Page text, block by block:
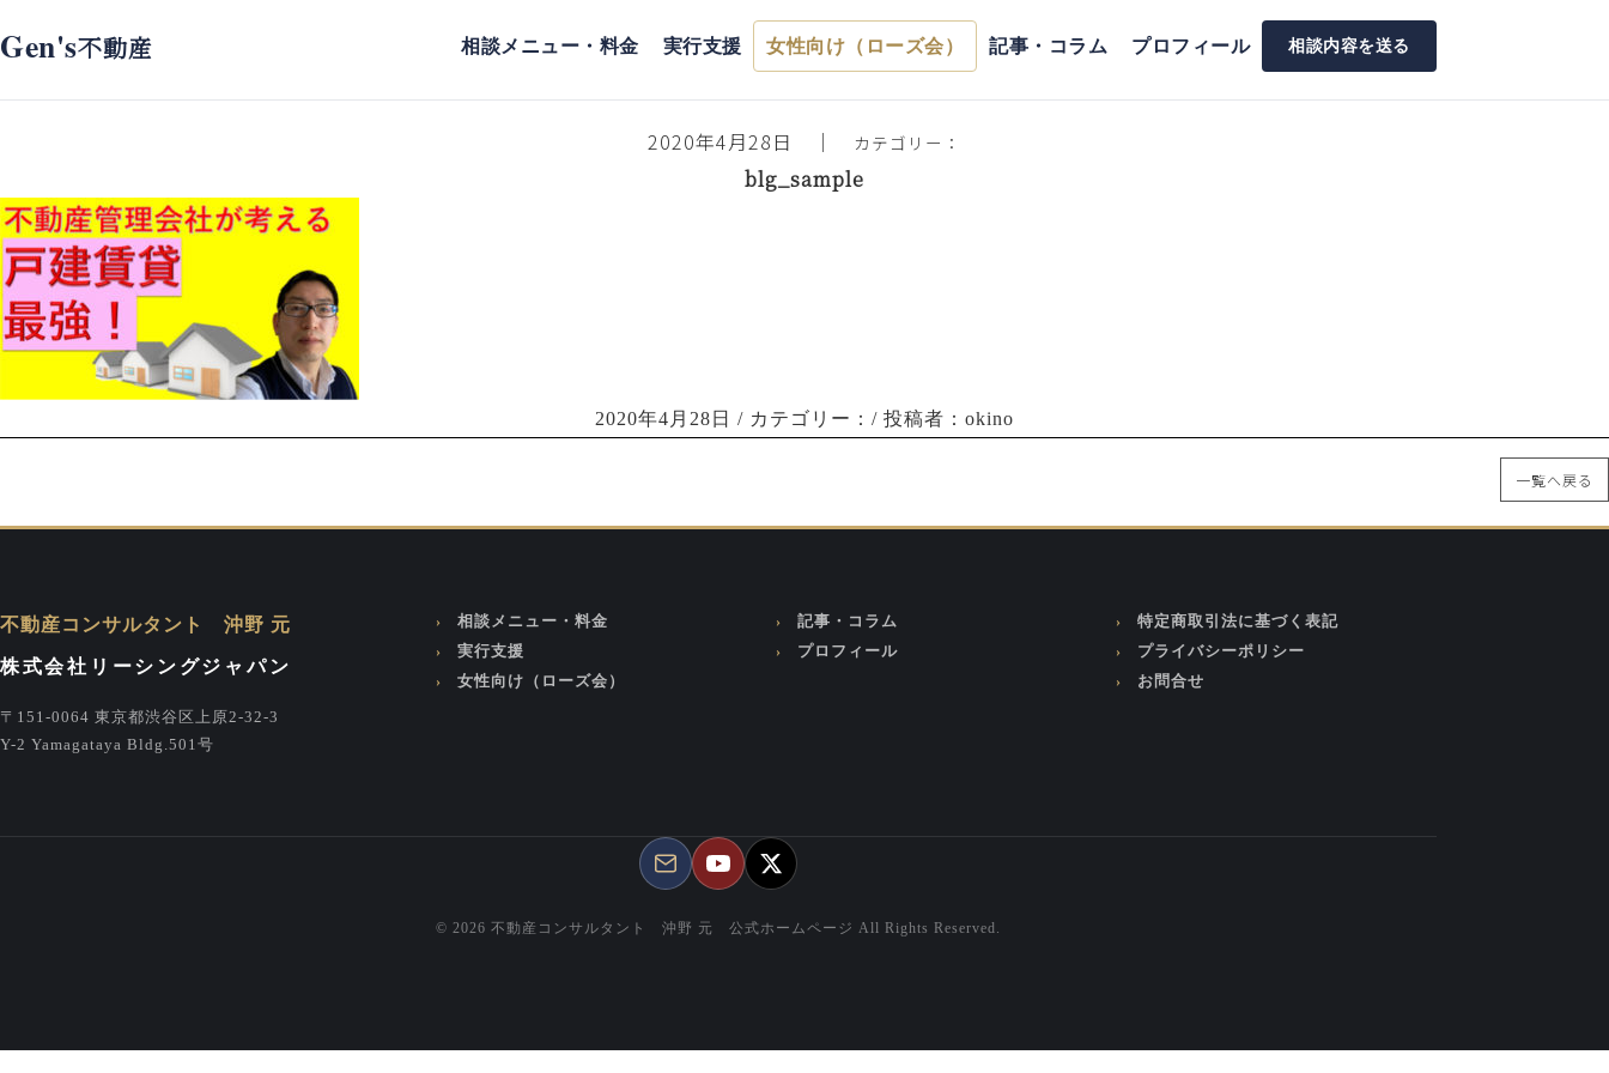
Gen's不動産 相談メニュー・料金 実行支援 女性向け（ローズ会） 記事・コラム プロフィール 相談内容を送る
ホーム> スタッフブログ> blg_sample
2020年4月28日 ｜ カテゴリー：
blg_sample
2020年4月28日 / カテゴリー：/ 投稿者：okino
一覧へ戻る
不動産コンサルタント 沖野 元
株式会社リーシングジャパン
〒151-0064 東京都渋谷区上原2-32-3
Y-2 Yamagataya Bldg.501号
相談メニュー・料金
実行支援
女性向け（ローズ会）
記事・コラム
プロフィール
特定商取引法に基づく表記
プライバシーポリシー
お問合せ
© 2026 不動産コンサルタント 沖野 元 公式ホームページ All Rights Reserved.